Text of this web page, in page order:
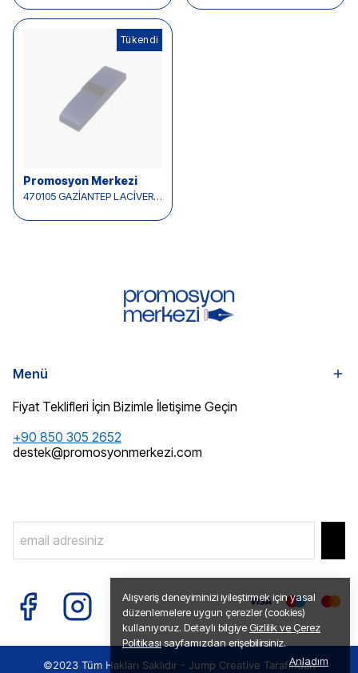
Alışveriş deneyiminizi iyileştirmek için yasal
düzenlemelere uygun çerezler (cookies)
kullanıyoruz. Detaylı bilgiye Gizlilik ve Çerez
Politikası sayfamızdan erişebilirsiniz.
Anladım
Tükendi
Promosyon Merkezi
470105 GAZİANTEP LACİVERT İKİLİ KALEM KUTUSU
Menü
Fiyat Teklifleri İçin Bizimle İletişime Geçin
+90 850 305 2652
destek@promosyonmerkezi.com
©2023 Tüm Hakları Saklıdır - Jump Creative Tarafından